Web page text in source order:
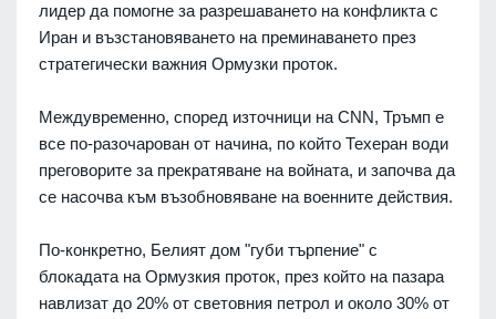
лидер да помогне за разрешаването на конфликта с
Иран и възстановяването на преминаването през
стратегически важния Ормузки проток.
Междувременно, според източници на CNN, Тръмп е
все по-разочарован от начина, по който Техеран води
преговорите за прекратяване на войната, и започва да
се насочва към възобновяване на военните действия.
По-конкретно, Белият дом "губи търпение" с
блокадата на Ормузкия проток, през който на пазара
навлизат до 20% от световния петрол и около 30% от